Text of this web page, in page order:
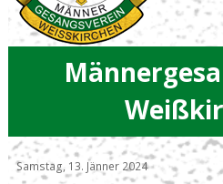
Samstag, 13. Jänner 2024